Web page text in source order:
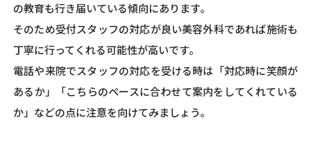
の教育も行き届いている傾向にあります。
そのため受付スタッフの対応が良い美容外科であれば施術も
丁寧に行ってくれる可能性が高いです。
電話や来院でスタッフの対応を受ける時は「対応時に笑顔が
あるか」「こちらのペースに合わせて案内をしてくれている
か」などの点に注意を向けてみましょう。